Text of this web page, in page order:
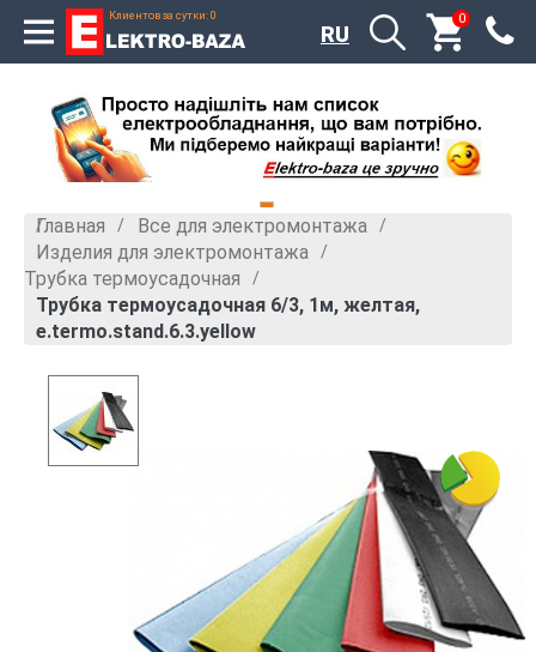
Клиентов за сутки: 0 0
RU
Главная » Все для электромонтажа »
Изделия для электромонтажа »
Трубка термоусадочная »
Трубка термоусадочная 6/3, 1м, желтая,
e.termo.stand.6.3.yellow